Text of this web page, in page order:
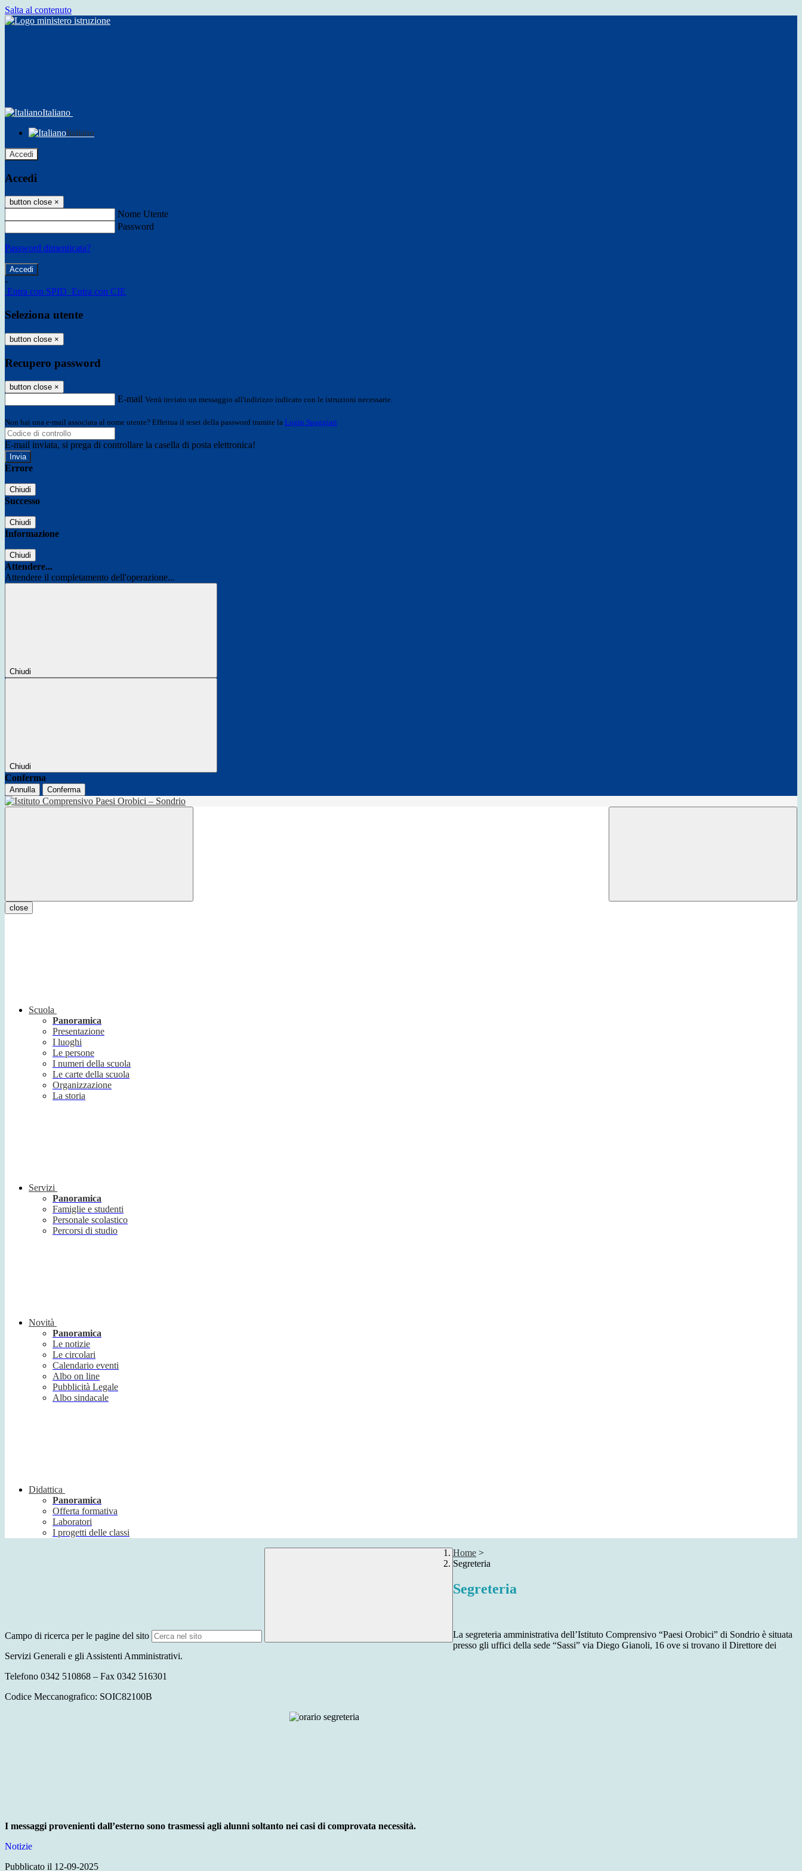
Salta al contenuto
Italiano
Italiano
Accedi
Accedi
button close ×
Nome Utente
Password
Password dimenticata?
-
Entra con SPID Entra con CIE
Seleziona utente
button close ×
Recupero password
button close ×
E-mail Verrà inviato un messaggio all'indirizzo indicato con le istruzioni necessarie.
Non hai una e-mail associata al nome utente? Effettua il reset della password tramite la Login Spaggiari
E-mail inviata, si prega di controllare la casella di posta elettronica!
Errore
Chiudi
Successo
Chiudi
Informazione
Chiudi
Attendere...
Attendere il completamento dell'operazione...
Chiudi
Chiudi
Conferma
Annulla Conferma
close
Scuola
Panoramica
Presentazione
I luoghi
Le persone
I numeri della scuola
Le carte della scuola
Organizzazione
La storia
Servizi
Panoramica
Famiglie e studenti
Personale scolastico
Percorsi di studio
Novità
Panoramica
Le notizie
Le circolari
Calendario eventi
Albo on line
Pubblicità Legale
Albo sindacale
Didattica
Panoramica
Offerta formativa
Laboratori
I progetti delle classi
Campo di ricerca per le pagine del sito
Home >
Segreteria
Segreteria
La segreteria amministrativa dell’Istituto Comprensivo “Paesi Orobici” di Sondrio è situata
presso gli uffici della sede “Sassi” via Diego Gianoli, 16 ove si trovano il Direttore dei
Servizi Generali e gli Assistenti Amministrativi.
Telefono 0342 510868 – Fax 0342 516301
Codice Meccanografico: SOIC82100B
I messaggi provenienti dall’esterno sono trasmessi agli alunni soltanto nei casi di comprovata necessità.
Notizie
Pubblicato il 12-09-2025